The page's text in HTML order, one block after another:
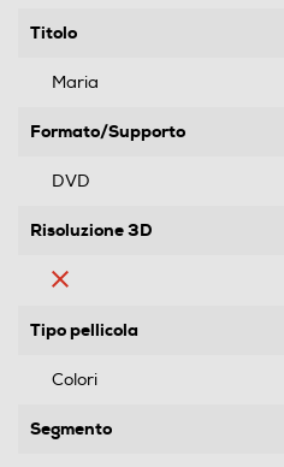
Titolo
Maria
Formato/Supporto
DVD
Risoluzione 3D
Tipo pellicola
Colori
Segmento